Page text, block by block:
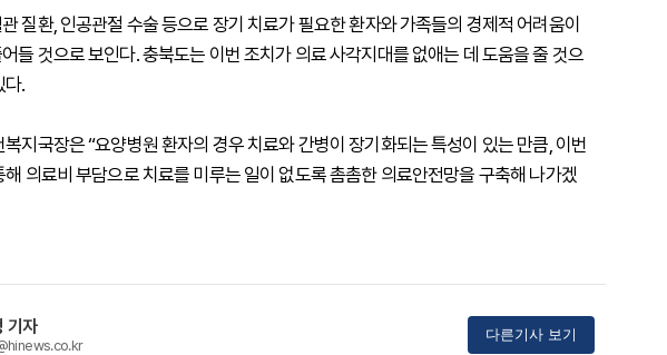
질환, 인공관절 수술 등으로 장기 치료가 필요한 환자와 가족들의 경제적 어려움이
들 것으로 보인다. 충북도는 이번 조치가 의료 사각지대를 없애는 데 도움을 줄 것으
다.
지국장은 “요양병원 환자의 경우 치료와 간병이 장기화되는 특성이 있는 만큼, 이번
의료비 부담으로 치료를 미루는 일이 없도록 촘촘한 의료안전망을 구축해 나가겠
기자 다른기사 보기